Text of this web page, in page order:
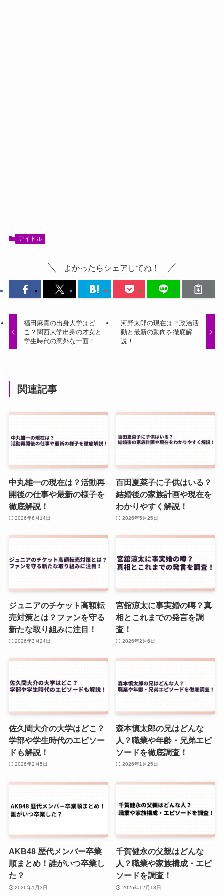
アイドル
よかったらシェアしてね！
福田麻貴の出身大学はど
こ？関西大学出身の才女と
学生時代の意外な一面！
河野太郎の現在は？政治活
動と最新の動向を徹底解
説！
関連記事
中丸雄一の現在は？活動再
開後の仕事や最新の様子を
徹底解説！
2026年6月14日
百田夏菜子に子供はいる？
結婚後の家族計画や現在を
わかりやすく解説！
2026年5月25日
ジュニアのチケット高額転
売対策とは？ファンを守る
新たな取り組みに注目！
2026年3月24日
宮舘涼太に事実婚の噂？真
相とこれまでの発言を調
査！
2026年2月6日
佐久間大介の大学はどこ？
学部や学生時代のエピソー
ドも解説！
2026年2月5日
森本慎太郎の兄はどんな
人？職業や年齢・兄弟エピ
ソードを徹底調査！
2026年1月25日
AKB48 歴代メンバー卒業
順まとめ！誰がいつ卒業し
た？
2026年1月3日
千賀健永の父親はどんな
人？職業や家族構成・エピ
ソードを調査！
2025年12月18日